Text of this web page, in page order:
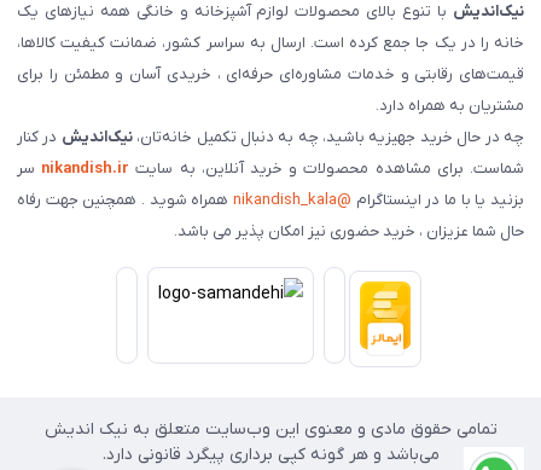
نیک‌اندیش با تنوع بالای محصولات لوازم آشپزخانه و خانگی همه نیازهای یک
خانه را در یک جا جمع کرده است. ارسال به سراسر کشور، ضمانت کیفیت کالاها،
قیمت‌های رقابتی و خدمات مشاوره‌ای حرفه‌ای ، خریدی آسان و مطمئن را برای
مشتریان به همراه دارد.
چه در حال خرید جهیزیه باشید، چه به دنبال تکمیل خانه‌تان،نیک‌اندیش در کنار
شماست. برای مشاهده محصولات و خرید آنلاین، به سایت nikandish.ir سر
بزنید یا با ما در اینستاگرام @nikandish_kala
همراه شوید . همچنین جهت رفاه
حال شما عزیزان ، خرید حضوری نیز امکان پذیر می باشد.
تمامی حقوق مادی و معنوی این وب‌سایت متعلق به نیک اندیش
می‌باشد و هر گونه کپی برداری پیگرد قانونی دارد.